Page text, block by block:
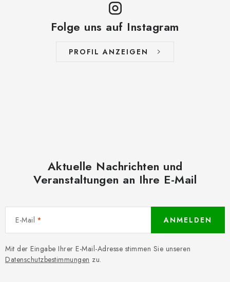
Folge uns auf Instagram
PROFIL ANZEIGEN
Aktuelle Nachrichten und
Veranstaltungen an Ihre E-Mail
E-Mail
Mit der Eingabe Ihrer E-Mail-Adresse stimmen Sie unseren
Datenschutzbestimmungen zu.
ANMELDEN